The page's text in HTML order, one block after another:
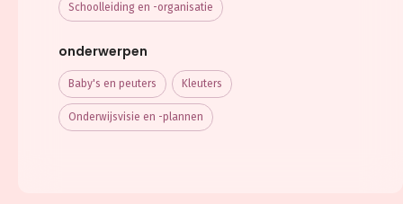
Schoolleiding en -organisatie
onderwerpen
Baby's en peuters Kleuters
Onderwijsvisie en -plannen